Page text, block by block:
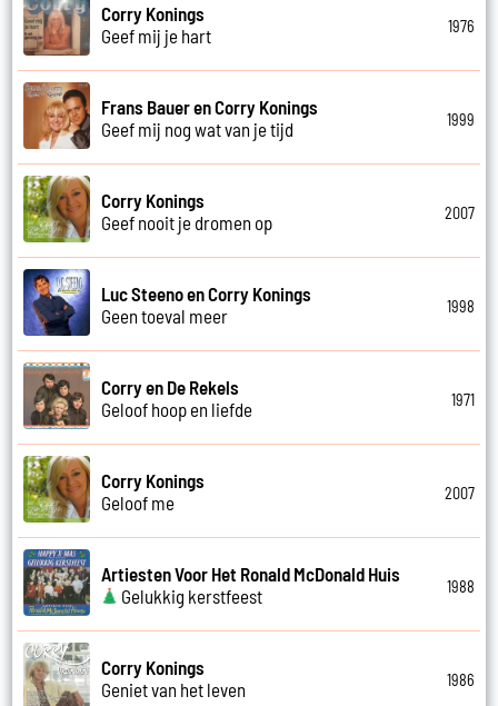
Corry Konings
Geef mij je hart
1976
Frans Bauer en Corry Konings
Geef mij nog wat van je tijd
1999
Corry Konings
Geef nooit je dromen op
2007
Luc Steeno en Corry Konings
Geen toeval meer
1998
Corry en De Rekels
Geloof hoop en liefde
1971
Corry Konings
Geloof me
2007
Artiesten Voor Het Ronald McDonald Huis
Gelukkig kerstfeest
1988
Corry Konings
Geniet van het leven
1986